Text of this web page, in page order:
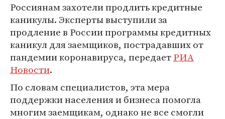
Россиянам захотели продлить кредитные
каникулы. Эксперты выступили за
продление в России программы кредитных
каникул для заемщиков, пострадавших от
пандемии коронавируса, передаетРИА
Новости.
По словам специалистов, эта мера
поддержки населения и бизнеса помогла
многим заемщикам, однако не все смогли